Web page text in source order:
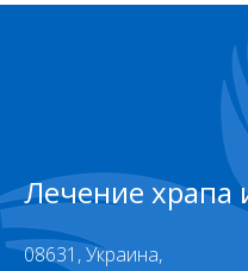
Лечение храпа
08631, Украина,